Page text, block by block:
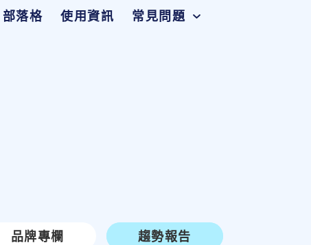
部落格 使用資訊 常見問題
品牌專欄 趨勢報告